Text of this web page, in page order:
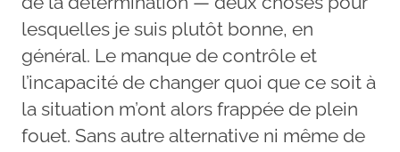
lesquelles je suis plutôt bonne, en
général. Le manque de contrôle et
l’incapacité de changer quoi que ce soit à
la situation m’ont alors frappée de plein
fouet. Sans autre alternative ni même de